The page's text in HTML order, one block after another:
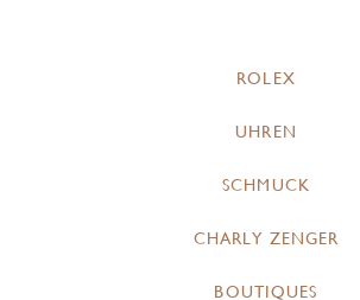
ROLEX
UHREN
SCHMUCK
CHARLY ZENGER
BOUTIQUES